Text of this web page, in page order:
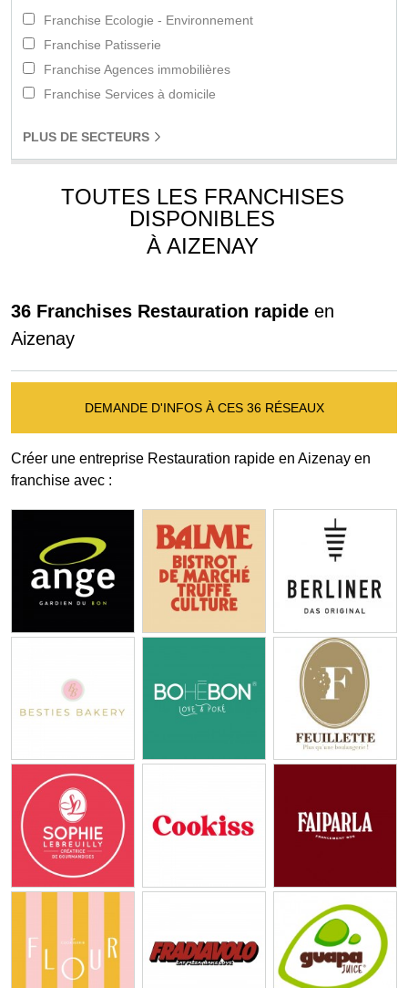
Franchise Ecologie - Environnement
Franchise Patisserie
Franchise Agences immobilières
Franchise Services à domicile
PLUS DE SECTEURS
TOUTES LES FRANCHISES
DISPONIBLES
À AIZENAY
36 Franchises Restauration rapide en
Aizenay
DEMANDE D'INFOS À CES 36 RÉSEAUX
Créer une entreprise Restauration rapide en Aizenay en
franchise avec :